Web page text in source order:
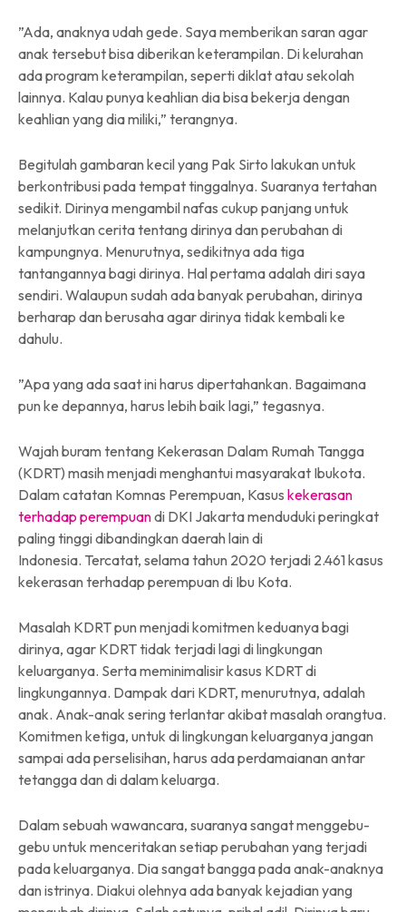
”Ada, anaknya udah gede. Saya memberikan saran agar
anak tersebut bisa diberikan keterampilan. Di kelurahan
ada program keterampilan, seperti diklat atau sekolah
lainnya. Kalau punya keahlian dia bisa bekerja dengan
keahlian yang dia miliki,” terangnya.
Begitulah gambaran kecil yang Pak Sirto lakukan untuk
berkontribusi pada tempat tinggalnya. Suaranya tertahan
sedikit. Dirinya mengambil nafas cukup panjang untuk
melanjutkan cerita tentang dirinya dan perubahan di
kampungnya. Menurutnya, sedikitnya ada tiga
tantangannya bagi dirinya. Hal pertama adalah diri saya
sendiri. Walaupun sudah ada banyak perubahan, dirinya
berharap dan berusaha agar dirinya tidak kembali ke
dahulu.
”Apa yang ada saat ini harus dipertahankan. Bagaimana
pun ke depannya, harus lebih baik lagi,” tegasnya.
Wajah buram tentang Kekerasan Dalam Rumah Tangga
(KDRT) masih menjadi menghantui masyarakat Ibukota.
Dalam catatan Komnas Perempuan, Kasus kekerasan
terhadap perempuandi DKI Jakarta menduduki peringkat
paling tinggi dibandingkan daerah lain di
Indonesia. Tercatat, selama tahun 2020 terjadi 2.461 kasus
kekerasan terhadap perempuan di Ibu Kota.
Masalah KDRT pun menjadi komitmen keduanya bagi
dirinya, agar KDRT tidak terjadi lagi di lingkungan
keluarganya. Serta meminimalisir kasus KDRT di
lingkungannya. Dampak dari KDRT, menurutnya, adalah
anak. Anak-anak sering terlantar akibat masalah orangtua.
Komitmen ketiga, untuk di lingkungan keluarganya jangan
sampai ada perselisihan, harus ada perdamaianan antar
tetangga dan di dalam keluarga.
Dalam sebuah wawancara, suaranya sangat menggebu-
gebu untuk menceritakan setiap perubahan yang terjadi
pada keluarganya. Dia sangat bangga pada anak-anaknya
dan istrinya. Diakui olehnya ada banyak kejadian yang